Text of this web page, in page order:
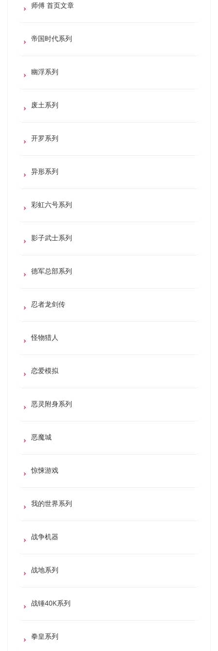
师傅 首页文章
帝国时代系列
幽浮系列
废土系列
开罗系列
异形系列
彩虹六号系列
影子武士系列
德军总部系列
忍者龙剑传
怪物猎人
恋爱模拟
恶灵附身系列
恶魔城
惊悚游戏
我的世界系列
战争机器
战地系列
战锤40K系列
拳皇系列